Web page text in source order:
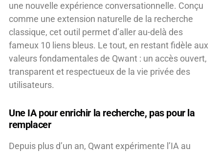
une nouvelle expérience conversationnelle. Conçu
comme une extension naturelle de la recherche
classique, cet outil permet d’aller au-delà des
fameux 10 liens bleus. Le tout, en restant fidèle aux
valeurs fondamentales de Qwant : un accès ouvert,
transparent et respectueux de la vie privée des
utilisateurs.
Une IA pour enrichir la recherche, pas pour la
remplacer
Depuis plus d’un an, Qwant expérimente l’IA au